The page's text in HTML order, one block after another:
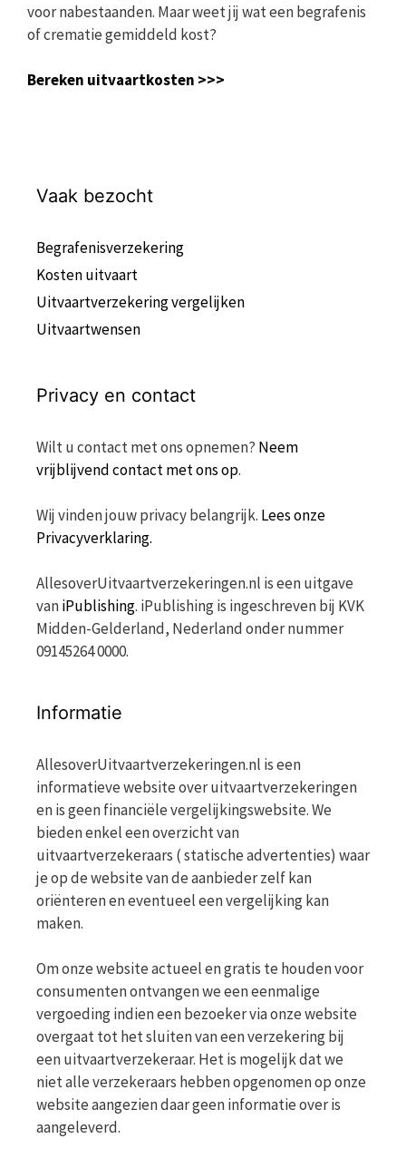
voor nabestaanden. Maar weet jij wat een begrafenis
of crematie gemiddeld kost?
Bereken uitvaartkosten >>>
Vaak bezocht
Begrafenisverzekering
Kosten uitvaart
Uitvaartverzekering vergelijken
Uitvaartwensen
Privacy en contact
Wilt u contact met ons opnemen? Neem
vrijblijvend contact met ons op.
Wij vinden jouw privacy belangrijk. Lees onze
Privacyverklaring.
AllesoverUitvaartverzekeringen.nl is een uitgave
vaniPublishing. iPublishing is ingeschreven bij KVK
Midden-Gelderland, Nederland onder nummer
09145264 0000.
Informatie
AllesoverUitvaartverzekeringen.nl is een
informatieve website over uitvaartverzekeringen
en is geen financiële vergelijkingswebsite. We
bieden enkel een overzicht van
uitvaartverzekeraars ( statische advertenties) waar
je op de website van de aanbieder zelf kan
oriënteren en eventueel een vergelijking kan
maken.
Om onze website actueel en gratis te houden voor
consumenten ontvangen we een eenmalige
vergoeding indien een bezoeker via onze website
overgaat tot het sluiten van een verzekering bij
een uitvaartverzekeraar. Het is mogelijk dat we
niet alle verzekeraars hebben opgenomen op onze
website aangezien daar geen informatie over is
aangeleverd.